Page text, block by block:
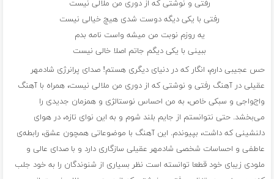
رفتی و نوشتی که از دوری من ملالی نیست
رفتی با یکی دیگه دوست شدی هیچ خیالی نیست
یه روزم نوبت من میشه واست نامه بدم
ببینی با یکی دیگم جاتم اصلا خالی نیست
حس عجیبی دارم، انگار که در دنیای دیگری هستم! صدای پرانرژی شادمهر
عقیلی در آهنگ رفتی و نوشتی که از دوری من ملالی نیست، همراه با آهنگ
واج‌واجی و سبکی خاص، به من احساس نوستالژی و همزمان جدیدی را
می‌بخشد. حتی نتوانستم از جایم بلند شوم و به این نوای تازه، در هوای
دلنشینی که داشت، بپیوندم. این آهنگ با موضوعاتی همچون عشق، رابطه‌ی
عاطفی و احساسات شخصی شادمهر عقیلی سازگاری دارد و با صدای عالی و
ملودی زیبای خود قطعا توانسته است نظر بسیاری از شنوندگان را به خود جلب